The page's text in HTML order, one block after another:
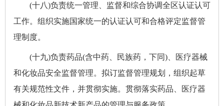
(十八)负责统一管理、监督和综合协调全区认证认可
工作。组织实施国家统一的认证认可和合格评定监督管
理制度。
(十九)负责药品(含中药、民族药，下同)、医疗器械
和化妆品安全监督管理。拟订监督管理规划，组织起草
有关规范性文件，并贯彻实施。贯彻落实药品、医疗器